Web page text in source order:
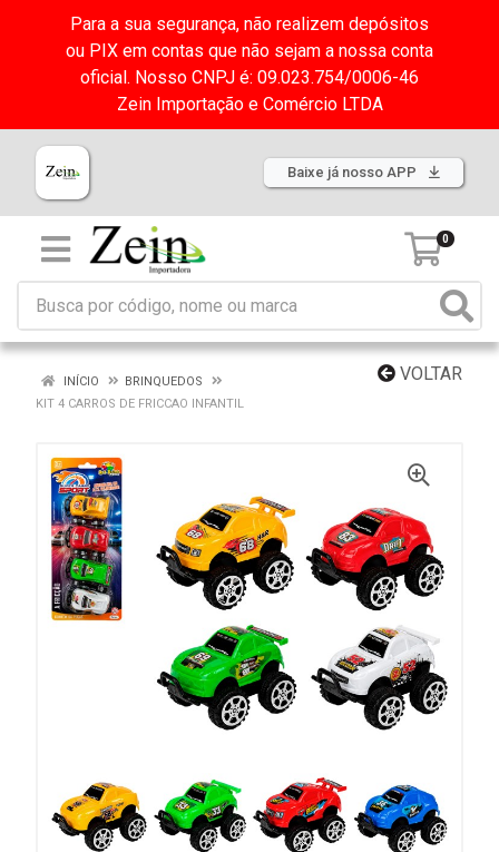
Para a sua segurança, não realizem depósitos
ou PIX em contas que não sejam a nossa conta
oficial. Nosso CNPJ é: 09.023.754/0006-46
Zein Importação e Comércio LTDA
Baixe já nosso APP
0
VOLTAR
INÍCIO
BRINQUEDOS
KIT 4 CARROS DE FRICCAO INFANTIL